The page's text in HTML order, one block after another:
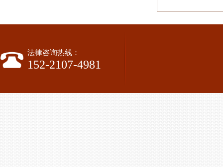
法律咨询热线：
152-2107-4981